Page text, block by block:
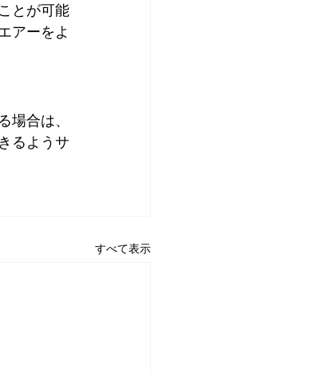
とが可能
アーをよ
合は、
るようサ
すべて表示